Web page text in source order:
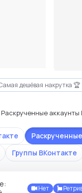
дешёвая накрутка 🏆
Раскрученные аккаунты
Группы ВКонтакте
Нет